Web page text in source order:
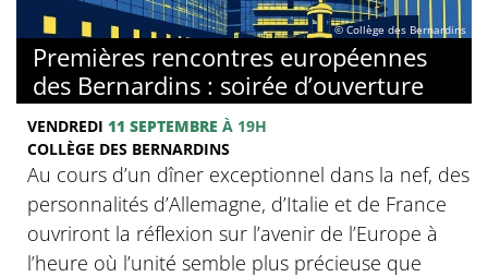
© Collège des Bernardins
Premières rencontres européennes
des Bernardins : soirée d’ouverture
VENDREDI 11 SEPTEMBRE À 19H
COLLÈGE DES BERNARDINS
Au cours d’un dîner exceptionnel dans la nef, des
personnalités d’Allemagne, d’Italie et de France
ouvriront la réflexion sur l’avenir de l’Europe à
l’heure où l’unité semble plus précieuse que